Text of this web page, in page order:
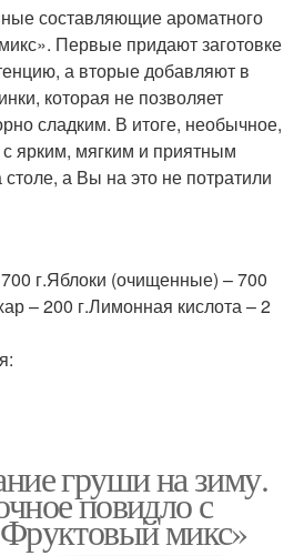
составляющие ароматного
Первые придают заготовке
а вторые добавляют в
которая не позволяет
сладким. В итоге, необычное,
ярким, мягким и приятным
столе, а Вы на это не потратили
г.Яблоки (очищенные) – 700
– 200 г.Лимонная кислота – 2
груши на зиму.
повидло с
микс»